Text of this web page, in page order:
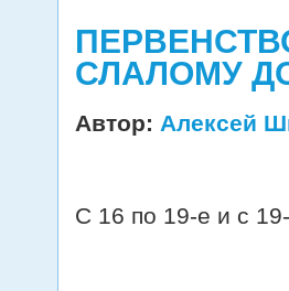
СЛАЛОМУ
Автор: Алексей
С 16 по 19-е и с